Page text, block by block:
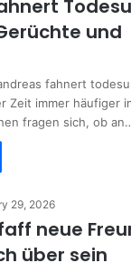
und
fahnert
Zeit immer häufiger
fragen sich, ob
29, 2026
neue
über sein